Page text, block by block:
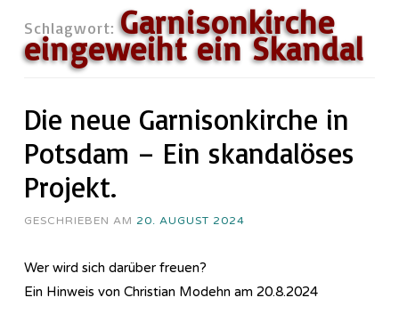
Schlagwort:Garnisonkirche
eingeweiht ein Skandal
Die neue Garnisonkirche in
Potsdam – Ein skandalöses
Projekt.
GESCHRIEBEN AM 20. AUGUST 2024
Wer wird sich darüber freuen?
Ein Hinweis von Christian Modehn am 20.8.2024